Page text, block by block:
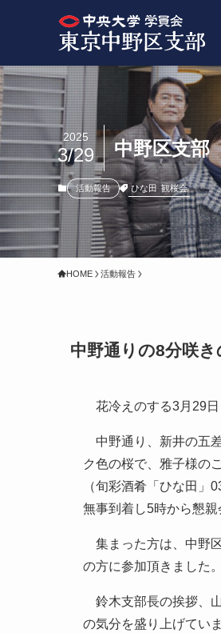
中野区支
2025
3/29
活動報告 ひな田 観桜会
HOME 活動報告
中野通りの8分咲
花冷えのする3月29日
中野通り、新井の五
ク色の桜で、雅子様の
（旬彩酒肴「ひな田」
無事到着し5時から懇親
集まった方は、中野
の方に参加頂きました。
鈴木支部長の挨拶、
の気分を盛り上げていま